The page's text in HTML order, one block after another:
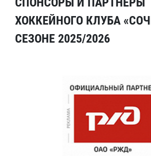
ХОККЕЙНОГО КЛУБА
СЕЗОНЕ 2025/2026